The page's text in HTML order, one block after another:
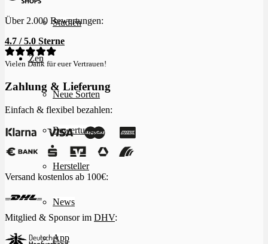
Studien
Zen
Neue Sorten
Bewertungen
Hersteller
News
App
Über 2.000 Bewertungen:
4.7 / 5.0 Sterne
Vielen Dank für euer Vertrauen!
Zahlung & Lieferung
Einfach & flexibel bezahlen:
Versand kostenlos ab 100€:
Mitglied & Sponsor im DHV: